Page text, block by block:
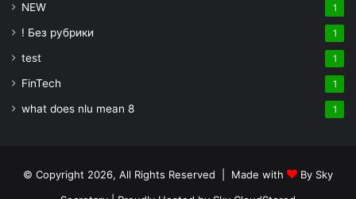
NEW 1
! Без рубрики 1
test 1
FinTech 1
what does nlu mean 8 1
© Copyright 2026, All Rights Reserved | Made with
By Sky